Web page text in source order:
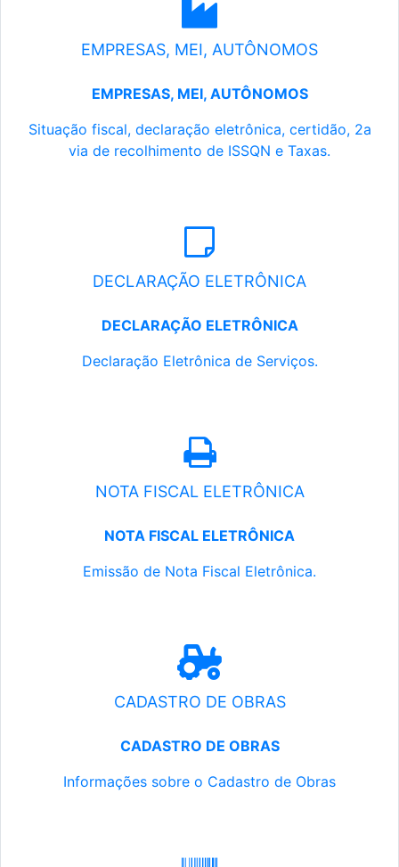
EMPRESAS, MEI, AUTÔNOMOS
EMPRESAS, MEI, AUTÔNOMOS
Situação fiscal, declaração eletrônica, certidão, 2a
via de recolhimento de ISSQN e Taxas.
DECLARAÇÃO ELETRÔNICA
DECLARAÇÃO ELETRÔNICA
Declaração Eletrônica de Serviços.
NOTA FISCAL ELETRÔNICA
NOTA FISCAL ELETRÔNICA
Emissão de Nota Fiscal Eletrônica.
CADASTRO DE OBRAS
CADASTRO DE OBRAS
Informações sobre o Cadastro de Obras